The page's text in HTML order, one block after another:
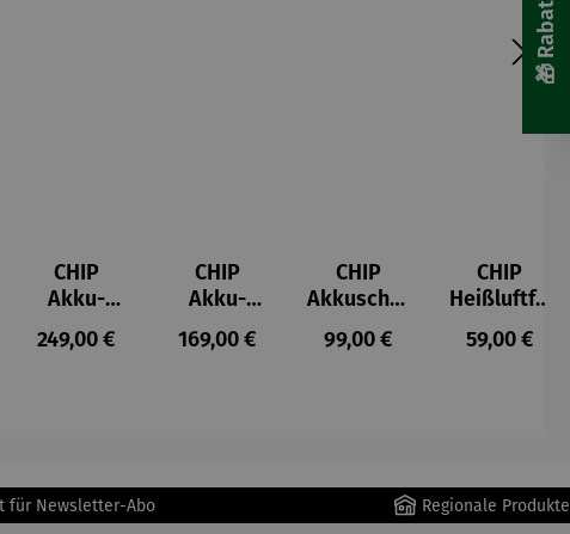
CHIP
Akku-
Staubsau
ger
Regulärer Preis:
249,00 €
CHIP
Akku-
Staubsau
ger DS02
Regulärer Preis:
169,00 €
CHIP
Akkuschra
uber
Regulärer Preis:
99,00 €
CHIP
Heißluftfri
tteuse
Regulärer
59,00 €
für Newsletter-Abo Regionale Produkte